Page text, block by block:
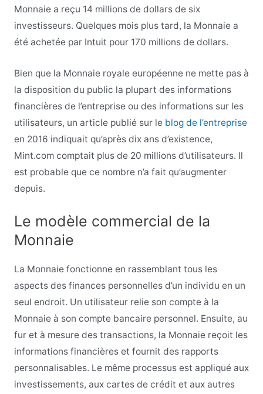
Monnaie a reçu 14 millions de dollars de six
investisseurs. Quelques mois plus tard, la Monnaie a
été achetée par Intuit pour 170 millions de dollars.
Bien que la Monnaie royale européenne ne mette pas à
la disposition du public la plupart des informations
financières de l’entreprise ou des informations sur les
utilisateurs, un article publié sur le blog de l’entreprise
en 2016 indiquait qu’après dix ans d’existence,
Mint.com comptait plus de 20 millions d’utilisateurs. Il
est probable que ce nombre n’a fait qu’augmenter
depuis.
Le modèle commercial de la
Monnaie
La Monnaie fonctionne en rassemblant tous les
aspects des finances personnelles d’un individu en un
seul endroit. Un utilisateur relie son compte à la
Monnaie à son compte bancaire personnel. Ensuite, au
fur et à mesure des transactions, la Monnaie reçoit les
informations financières et fournit des rapports
personnalisables. Le même processus est appliqué aux
investissements, aux cartes de crédit et aux autres